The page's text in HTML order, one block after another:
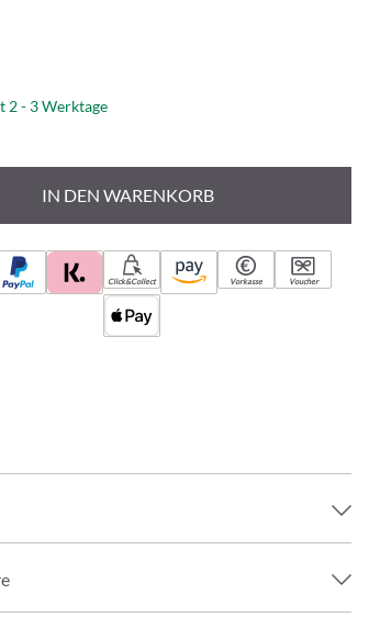
2 - 3 Werktage
IN DEN WARENKORB
Click&Collect Vorkasse Voucher